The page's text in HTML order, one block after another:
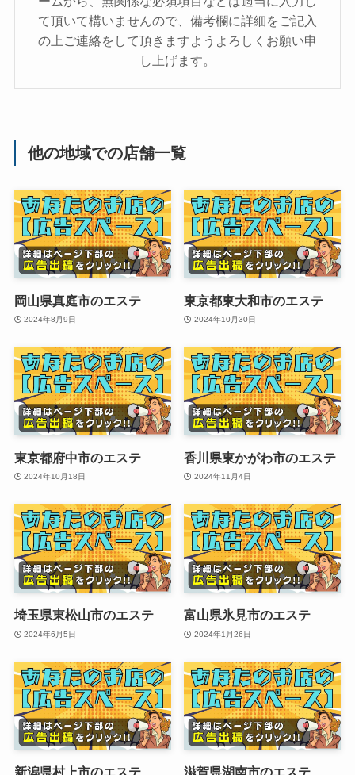
て頂いて構いませんので、備考欄に詳細をご記入
の上ご連絡をして頂きますようよろしくお願い申
し上げます。
他の地域での店舗一覧
岡山県真庭市のエステ
2024年8月9日
東京都東大和市のエステ
2024年10月30日
東京都府中市のエステ
2024年10月18日
香川県東かがわ市のエステ
2024年11月4日
埼玉県東松山市のエステ
2024年6月5日
富山県氷見市のエステ
2024年1月26日
新潟県村上市のエステ 滋賀県湖南市のエステ